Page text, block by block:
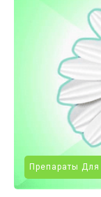
Препараты